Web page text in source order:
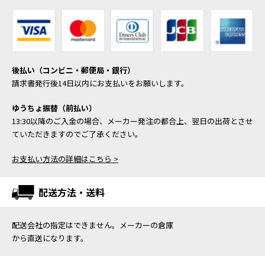
後払い（コンビニ・郵便局・銀行）
請求書発行後14日以内にお支払いをお願いします。
ゆうちょ振替（前払い）
13:30以降のご入金の場合、メーカー発注の都合上、翌日の出荷とさせ
ていただきますのでご了承ください。
お支払い方法の詳細はこちら >
配送方法・送料
配送会社の指定はできません。メーカーの倉庫
から直送になります。